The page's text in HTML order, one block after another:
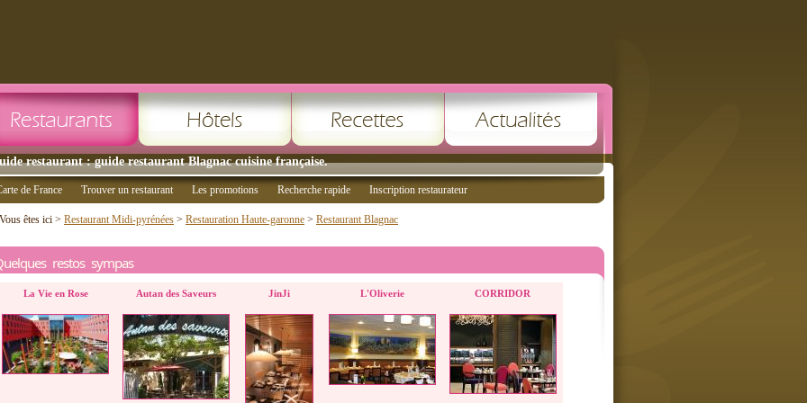
restaurant : guide restaurant Blagnac cuisine française.
de France Trouver un restaurant Les promotions Recherche rapide Inscription restaurateur
Vous êtes ici > Restaurant Midi-pyrénées > Restauration Haute-garonne > Restaurant Blagnac
restos sympas
La Vie en Rose Autan des Saveurs JinJi L'Oliverie CORRIDOR